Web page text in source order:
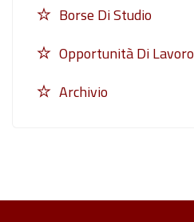
Borse Di Studio
Opportunità Di Lavoro
Archivio